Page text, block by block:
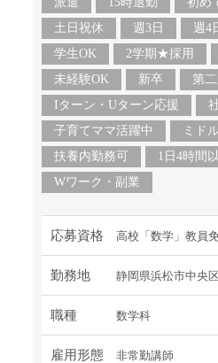
土日祝休
週3日 週4
学生OK
2学期★採用
未経験OK
新卒
第
Iターン・Uターン応援
子育てママ活躍中
ミド
扶養内勤務可
1日4時間
Wワーク・副業
応募資格 高校「数学」教員
勤務地 静岡県浜松市中央
職種 数学科
雇用形態 非常勤講師